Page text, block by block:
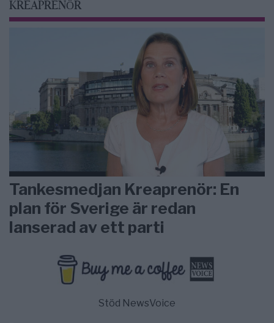
KREAPRENÖR
Tankesmedjan Kreaprenör: En
plan för Sverige är redan
lanserad av ett parti
Stöd NewsVoice